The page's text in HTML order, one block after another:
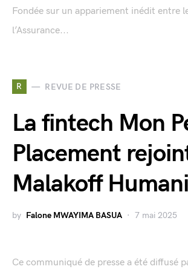
Fondée sur un appariement inédit entre
l’Assurance...
R REVUE DE PRESSE
La fintech Mon
Placement
Malakoff
by Falone MWAYIMA BASUA 7 mai 2025
Ce communiqué de presse a été diffusé